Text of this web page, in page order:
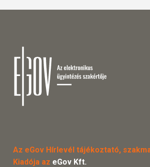
Az eGov Hírlevél tájékoztató,
Kiadója az eGov Kft.